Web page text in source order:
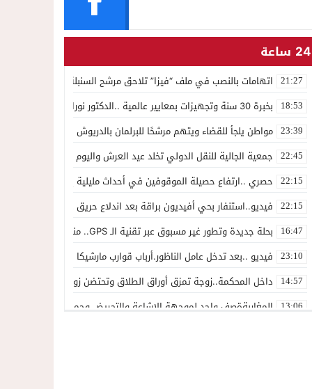
24 ساعة
21:27 اتهامات بالنصب في ملف “فيزا” تلاحق مرشح السنبلة بالدريوش..
18:53 بخبرة 30 سنة وتجهيزات بمعايير عالمية ..الدكتور نورالدين صبار يفتتح عيادته المتخصصة في جراحة العظام بالناظور
23:39 مواطن يلجأ للقضاء ويتهم مرشحًا للبرلمان بالدريوش بالاستيلاء على 22 مليون سنتيم
22:45 جمعية الجالية للنقل الدولي تخلد عيد العرش واليوم الوطني للمهاجر
22:15 حصري ..ارتفاع حصيلة الموقوفين في أحداث مليلية إلى 82 شخصًا وتحقيقات تقود إلى متابعات جنائية ثقيلة
22:15 فيديو..استنفار بحي أفيديون براقة بعد اندلاع حريق داخل ضيعة فلاحية
16:47 بحلة جديدة وتطور غير مسبوق عبر تقنية الـ GPS.. منصة “مرحباناظور” تعزز مكانتها كوجهة أولى لسكان إقليمي الناظور والدريوش
23:10 فيديو ..بعد تدخل عامل الناظور.أرباب قوارب مارشيكا يعلقون احتجاجهم
14:57 داخل المحكمة..زوجة تمزق أوراق الطلاق وتحتضن زوجها في لحظة
13:06 المغاربةةصف واحد لموجهة الإشاعة والتحريض وحملات التضليل